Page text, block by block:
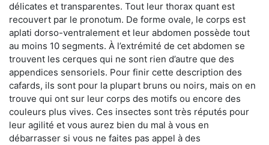
délicates et transparentes. Tout leur thorax quant est
recouvert par le pronotum. De forme ovale, le corps est
aplati dorso-ventralement et leur abdomen possède tout
au moins 10 segments. À l’extrémité de cet abdomen se
trouvent les cerques qui ne sont rien d’autre que des
appendices sensoriels. Pour finir cette description des
cafards, ils sont pour la plupart bruns ou noirs, mais on en
trouve qui ont sur leur corps des motifs ou encore des
couleurs plus vives. Ces insectes sont très réputés pour
leur agilité et vous aurez bien du mal à vous en
débarrasser si vous ne faites pas appel à des